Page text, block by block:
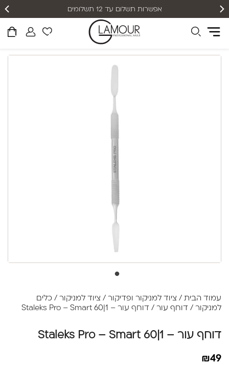
אפשרות תשלום עד 12 תשלומים
עמוד הבית / ציוד למניקור ופדיקור / ציוד למניקור / כלים
למניקור / דוחף עור / דוחף עור – Staleks Pro – Smart 60|1
דוחף עור – Staleks Pro – Smart 60|1
₪49